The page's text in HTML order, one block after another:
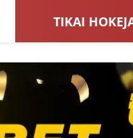
TIKAI
LATVIJAS
SIEVIEŠU